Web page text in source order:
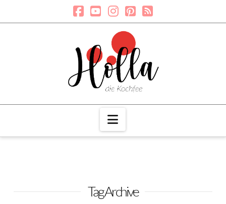
Navigation
Tag Archive